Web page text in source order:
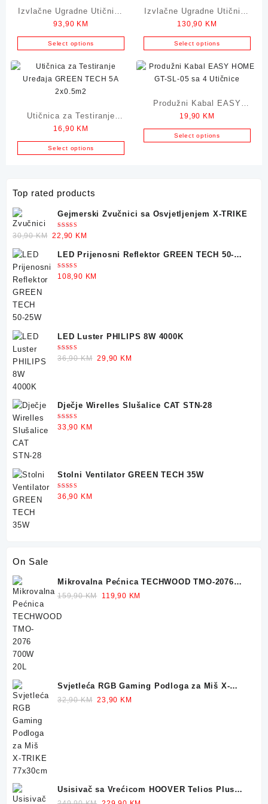
Izvlačne Ugradne Utičnice
sa 3 Utičnice
93,90 KM
Select options
Izvlačne Ugradne Utičnice
sa 3 Utičnice sa 2 USB-a
130,90 KM
Select options
Utičnica za Testiranje
Uređaja GREEN TECH 5A
2×0.5m2
16,90 KM
Select options
Produžni Kabal EASY
HOME GT-SL sa 4
Utičnice 1.4m
19,90 KM
Select options
Top rated products
Gejmerski Zvučnici sa Osvjetljenjem X-TRIKE
Ocjenjeno
5.00 od 5
30,90KM Original
was:
30,90 KM.
22,90 KM
is:
22,90 KM.
LED Prijenosni Reflektor GREEN TECH 50-
25W
Ocjenjeno
5.00od 5
108,90 KM
LED Luster PHILIPS 8W 4000K
Ocjenjeno
5.00od 5
36,90KM Original
29,90 KM
Dječje Wirelles Slušalice CAT STN-28
Ocjenjeno
5.00od 5
33,90 KM
Stolni Ventilator GREEN TECH 35W
Ocjenjeno
5.00od 5
36,90 KM
On Sale
Mikrovalna Pećnica TECHWOOD TMO-2076
700W 20L
159,90KM
Original
119,90 KM
Svjetleća RGB Gaming Podloga za Miš X-
TRIKE 77x30cm
32,90KM Original
23,90 KM
Usisivač sa Vrećicom HOOVER Telios Plus
TE70 700W